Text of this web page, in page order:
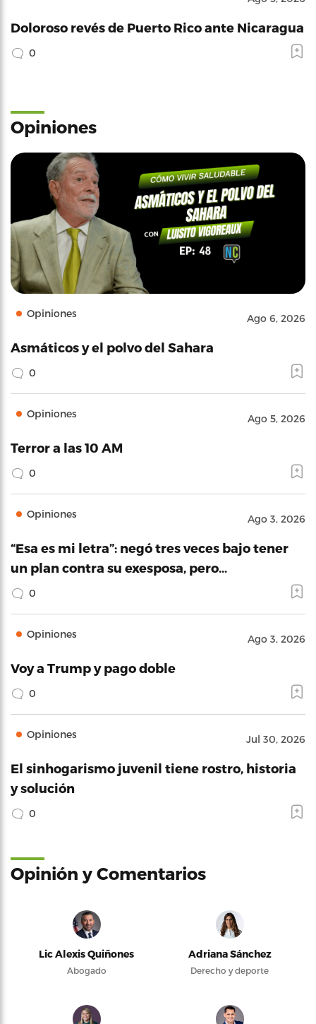
Doloroso revés de Puerto Rico ante Nicaragua
0
Opiniones
Opiniones Ago 6, 2026
Asmáticos y el polvo del Sahara
0
Opiniones Ago 5, 2026
Terror a las 10 AM
0
Opiniones Ago 3, 2026
“Esa es mi letra”: negó tres veces bajo tener
un plan contra su exesposa, pero…
0
Opiniones Ago 3, 2026
Voy a Trump y pago doble
0
Opiniones Jul 30, 2026
El sinhogarismo juvenil tiene rostro, historia
y solución
0
Opinión y Comentarios
Lic Alexis Quiñones
Abogado
Adriana Sánchez
Derecho y deporte